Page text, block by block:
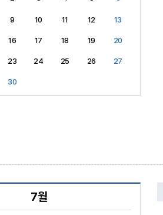
9 10 11 12 13
16 17 18 19 20
23 24 25 26 27
30
7월